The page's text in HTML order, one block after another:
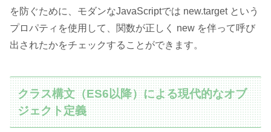
を防ぐために、モダンなJavaScriptでは new.target という
プロパティを使用して、関数が正しく new を伴って呼び
出されたかをチェックすることができます。
クラス構文（ES6以降）による現代的なオブ
ジェクト定義